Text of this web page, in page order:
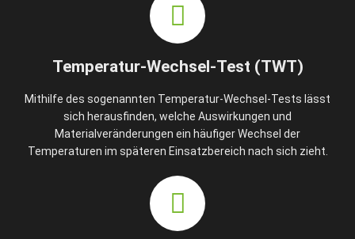
Temperatur-Wechsel-Test (TWT)
Mithilfe des sogenannten Temperatur-Wechsel-Tests lässt
sich herausfinden, welche Auswirkungen und
Materialveränderungen ein häufiger Wechsel der
Temperaturen im späteren Einsatzbereich nach sich zieht.